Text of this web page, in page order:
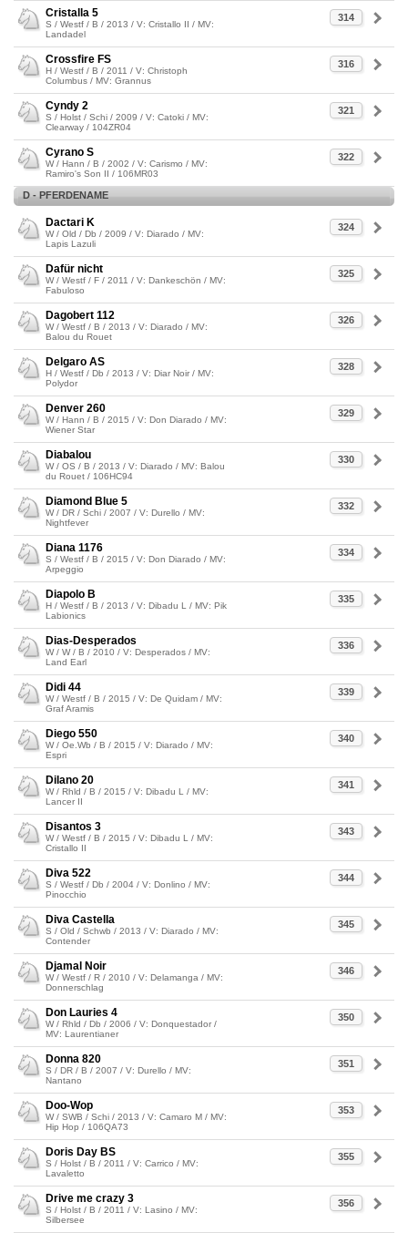
314
Cristalla 5
S / Westf / B / 2013 / V: Cristallo II / MV:
Landadel
316
Crossfire FS
H / Westf / B / 2011 / V: Christoph
Columbus / MV: Grannus
321
Cyndy 2
S / Holst / Schi / 2009 / V: Catoki / MV:
Clearway / 104ZR04
322
Cyrano S
W / Hann / B / 2002 / V: Carismo / MV:
Ramiro's Son II / 106MR03
D - PFERDENAME
324
Dactari K
W / Old / Db / 2009 / V: Diarado / MV:
Lapis Lazuli
325
Dafür nicht
W / Westf / F / 2011 / V: Dankeschön / MV:
Fabuloso
326
Dagobert 112
W / Westf / B / 2013 / V: Diarado / MV:
Balou du Rouet
328
Delgaro AS
H / Westf / Db / 2013 / V: Diar Noir / MV:
Polydor
329
Denver 260
W / Hann / B / 2015 / V: Don Diarado / MV:
Wiener Star
330
Diabalou
W / OS / B / 2013 / V: Diarado / MV: Balou
du Rouet / 106HC94
332
Diamond Blue 5
W / DR / Schi / 2007 / V: Durello / MV:
Nightfever
334
Diana 1176
S / Westf / B / 2015 / V: Don Diarado / MV:
Arpeggio
335
Diapolo B
H / Westf / B / 2013 / V: Dibadu L / MV: Pik
Labionics
336
Dias-Desperados
W / W / B / 2010 / V: Desperados / MV:
Land Earl
339
Didi 44
W / Westf / B / 2015 / V: De Quidam / MV:
Graf Aramis
340
Diego 550
W / Oe.Wb / B / 2015 / V: Diarado / MV:
Espri
341
Dilano 20
W / Rhld / B / 2015 / V: Dibadu L / MV:
Lancer II
343
Disantos 3
W / Westf / B / 2015 / V: Dibadu L / MV:
Cristallo II
344
Diva 522
S / Westf / Db / 2004 / V: Donlino / MV:
Pinocchio
345
Diva Castella
S / Old / Schwb / 2013 / V: Diarado / MV:
Contender
346
Djamal Noir
W / Westf / R / 2010 / V: Delamanga / MV:
Donnerschlag
350
Don Lauries 4
W / Rhld / Db / 2006 / V: Donquestador /
MV: Laurentianer
351
Donna 820
S / DR / B / 2007 / V: Durello / MV:
Nantano
353
Doo-Wop
W / SWB / Schi / 2013 / V: Camaro M / MV:
Hip Hop / 106QA73
355
Doris Day BS
S / Holst / B / 2011 / V: Carrico / MV:
Lavaletto
356
Drive me crazy 3
S / Holst / B / 2011 / V: Lasino / MV:
Silbersee